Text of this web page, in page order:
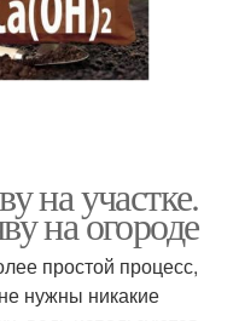
на участке.
на огороде
простой процесс,
нужны никакие